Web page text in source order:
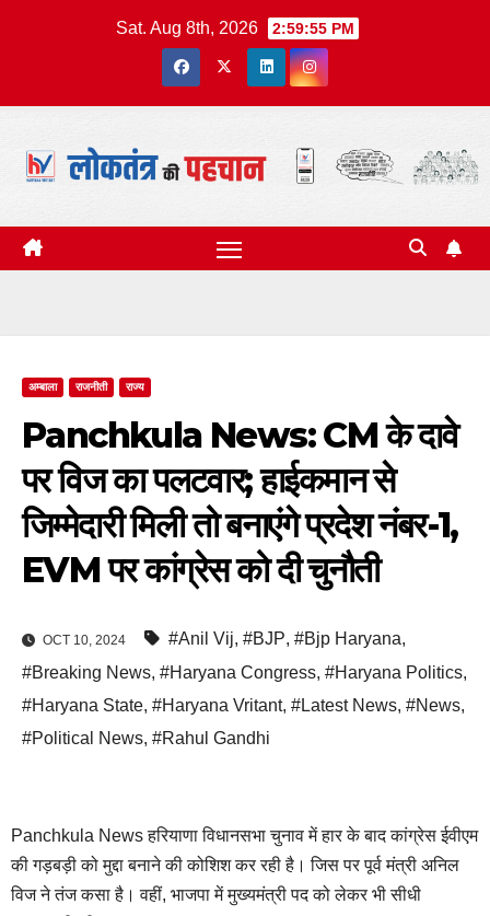
Sat. Aug 8th, 2026 2:59:55 PM
अम्बाला राजनीती राज्य
Panchkula News: CM के दावे
पर विज का पलटवार; हाईकमान से
जिम्मेदारी मिली तो बनाएंगे प्रदेश नंबर-1,
EVM पर कांग्रेस को दी चुनौती
OCT 10, 2024 #Anil Vij, #BJP, #Bjp Haryana,
#Breaking News, #Haryana Congress, #Haryana Politics,
#Haryana State, #Haryana Vritant, #Latest News, #News,
#Political News, #Rahul Gandhi
Panchkula News हरियाणा विधानसभा चुनाव में हार के बाद कांग्रेस ईवीएम
की गड़बड़ी को मुद्दा बनाने की कोशिश कर रही है। जिस पर पूर्व मंत्री अनिल
विज ने तंज कसा है। वहीं, भाजपा में मुख्यमंत्री पद को लेकर भी सीधी